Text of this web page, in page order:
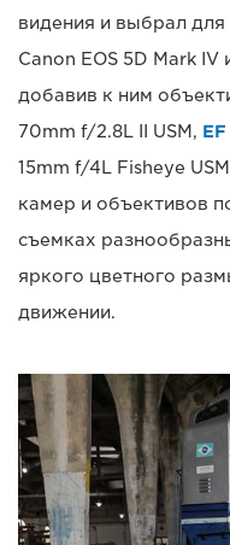
видения и выбрал
Canon EOS 5D Mark IV
добавив к ним
70mm f/2.8L II USM,
15mm f/4L Fisheye
камер и объективов
съемках
яркого цветного
движении.